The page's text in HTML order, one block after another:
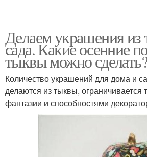
Делаем украшения
сада. Какие осенние
тыквы можно сделать?
Количество украшений для дома и
делаются из тыквы, ограничивается
фантазии и способностями